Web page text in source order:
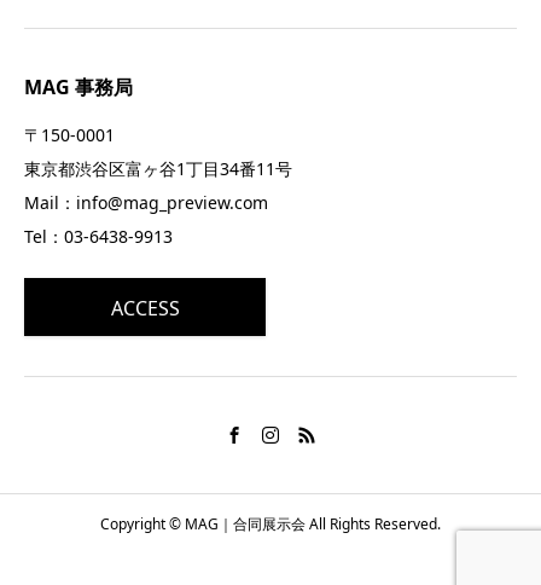
MAG 事務局
〒150-0001
東京都渋谷区富ヶ谷1丁目34番11号
Mail：info@mag_preview.com
Tel：03-6438-9913
ACCESS
Copyright © MAG｜合同展示会 All Rights Reserved.